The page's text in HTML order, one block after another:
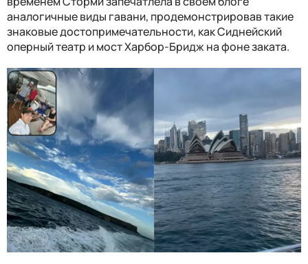
аналогичные виды гавани, продемонстрировав такие
знаковые достопримечательности, как Сиднейский
оперный театр и мост Харбор-Бридж на фоне заката.